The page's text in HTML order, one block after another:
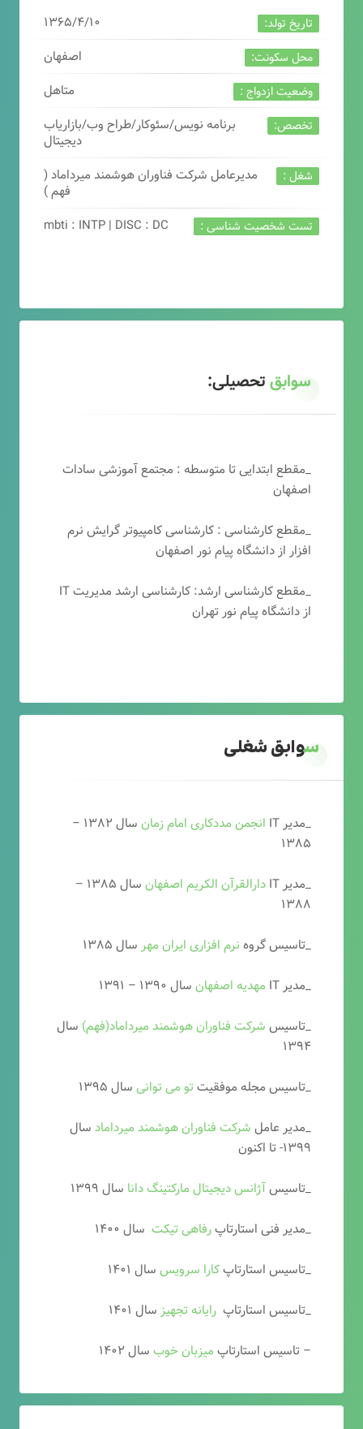
تاریخ تولد: ۱۳۶۵/۴/۱۰
محل سکونت: اصفهان
وضعیت ازدواج : متاهل
تخصص:
برنامه نویس/سئوکار/طراح وب/بازاریاب
دیجیتال
شغل :
مدیرعامل شرکت فناوران هوشمند میرداماد (
فهم )
تست شخصیت شناسی : mbti : INTP | DISC : DC
سوابقتحصیلی:
_مقطع ابتدایی تا متوسطه : مجتمع آموزشی سادات
اصفهان
_مقطع کارشناسی : کارشناسی کامپیوتر گرایش نرم
افزار از دانشگاه پیام نور اصفهان
_مقطع کارشناسی ارشد: کارشناسی ارشد مدیریت IT
از دانشگاه پیام نور تهران
سوابق شغلی
_مدیر IT انجمن مددکاری امام زمان
سال ۱۳۸۲ –
۱۳۸۵
_مدیر IT
دارالقرآن الکریم اصفهان
سال ۱۳۸۵ –
۱۳۸۸
_تاسیس گروه نرم افزاری ایران مهر سال ۱۳۸۵
_مدیر IT
مهدیه اصفهان سال ۱۳۹۰ – ۱۳۹۱
_تاسیس شرکت فناوران هوشمند میرداماد(فهم) سال
۱۳۹۴
_تاسیس مجله موفقیتتو می توانی سال ۱۳۹۵
_مدیر عامل شرکت فناوران هوشمند میرداماد سال
۱۳۹۹- تا اکنون
_تاسیسآژانس دیجیتال مارکتینگ دانا سال ۱۳۹۹
_مدیر فنی استارتاپرفاهی تیکت سال ۱۴۰۰
_تاسیس استارتاپکارا سرویس سال ۱۴۰۱
_تاسیس استارتاپ رایانه تجهیز سال ۱۴۰۱
– تاسیس استارتاپ میزبان خوب سال ۱۴۰۲